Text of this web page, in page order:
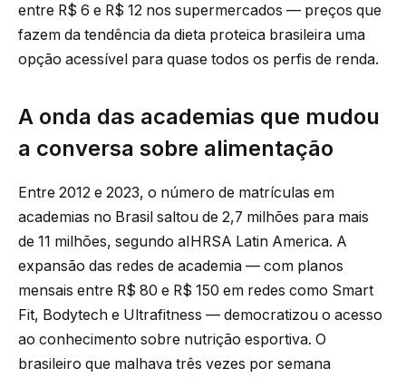
entre R$ 6 e R$ 12 nos supermercados — preços que
fazem da tendência da dieta proteica brasileira uma
opção acessível para quase todos os perfis de renda.
A onda das academias que mudou
a conversa sobre alimentação
Entre 2012 e 2023, o número de matrículas em
academias no Brasil saltou de 2,7 milhões para mais
de 11 milhões, segundo aIHRSA Latin America. A
expansão das redes de academia — com planos
mensais entre R$ 80 e R$ 150 em redes como Smart
Fit, Bodytech e Ultrafitness — democratizou o acesso
ao conhecimento sobre nutrição esportiva. O
brasileiro que malhava três vezes por semana